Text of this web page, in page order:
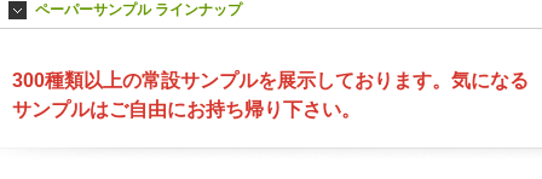
ペーパーサンプル ラインナップ
300種類以上の常設サンプルを展示しております。気になる
サンプルはご自由にお持ち帰り下さい。